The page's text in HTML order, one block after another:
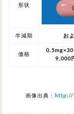
形状
半減期 お
価格
0.5mg×30
9,000
画像出典：